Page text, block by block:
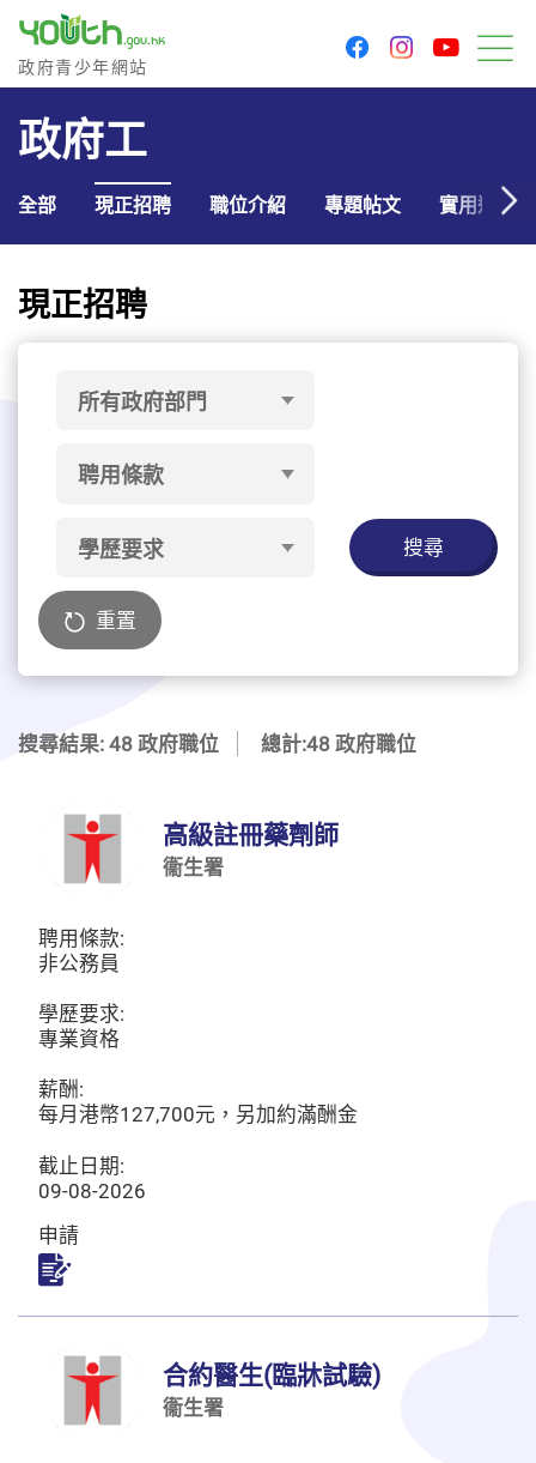
政府青少年網站
政府青少年網站
facebookinstagram
政府工
全部 現正招聘 職位介紹 專題帖文 實用連結
現正招聘
所有政府部門
聘用條款
學歷要求 搜尋
重置
搜尋結果: 48 政府職位 總計:48 政府職位
高級註冊藥劑師
衞生署
聘用條款:
非公務員
學歷要求:
專業資格
薪酬:
每月港幣127,700元，另加約滿酬金
截止日期:
09-08-2026
申請
申請
合約醫生(臨牀試驗)
衞生署